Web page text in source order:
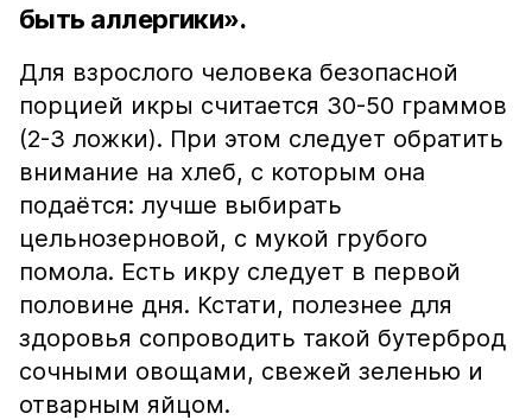
быть аллергики».
Для взрослого человека безопасной
порцией икры считается 30-50 граммов
(2-3 ложки). При этом следует обратить
внимание на хлеб, с которым она
подаётся: лучше выбирать
цельнозерновой, с мукой грубого
помола. Есть икру следует в первой
половине дня. Кстати, полезнее для
здоровья сопроводить такой бутерброд
сочными овощами, свежей зеленью и
отварным яйцом.